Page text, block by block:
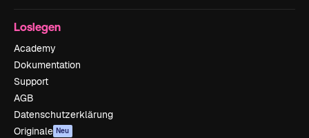
Loslegen
Academy
Dokumentation
Support
AGB
Datenschutzerklärung
Originale Neu